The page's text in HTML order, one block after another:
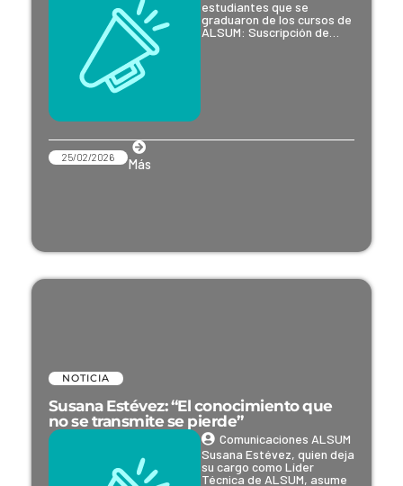
estudiantes que se
graduaron de los cursos de
ALSUM: Suscripción de…
25/02/2026 Más
NOTICIA
Susana Estévez: “El conocimiento que
no se transmite se pierde”
Comunicaciones ALSUM
Susana Estévez, quien deja
su cargo como Líder
Técnica de ALSUM, asume